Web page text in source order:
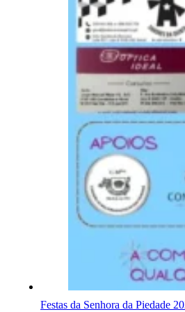
Festas da Senhora da Piedade